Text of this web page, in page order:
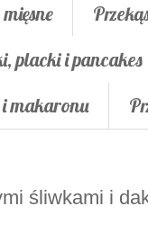
placki i pancakes
makaronu
śliwkami i